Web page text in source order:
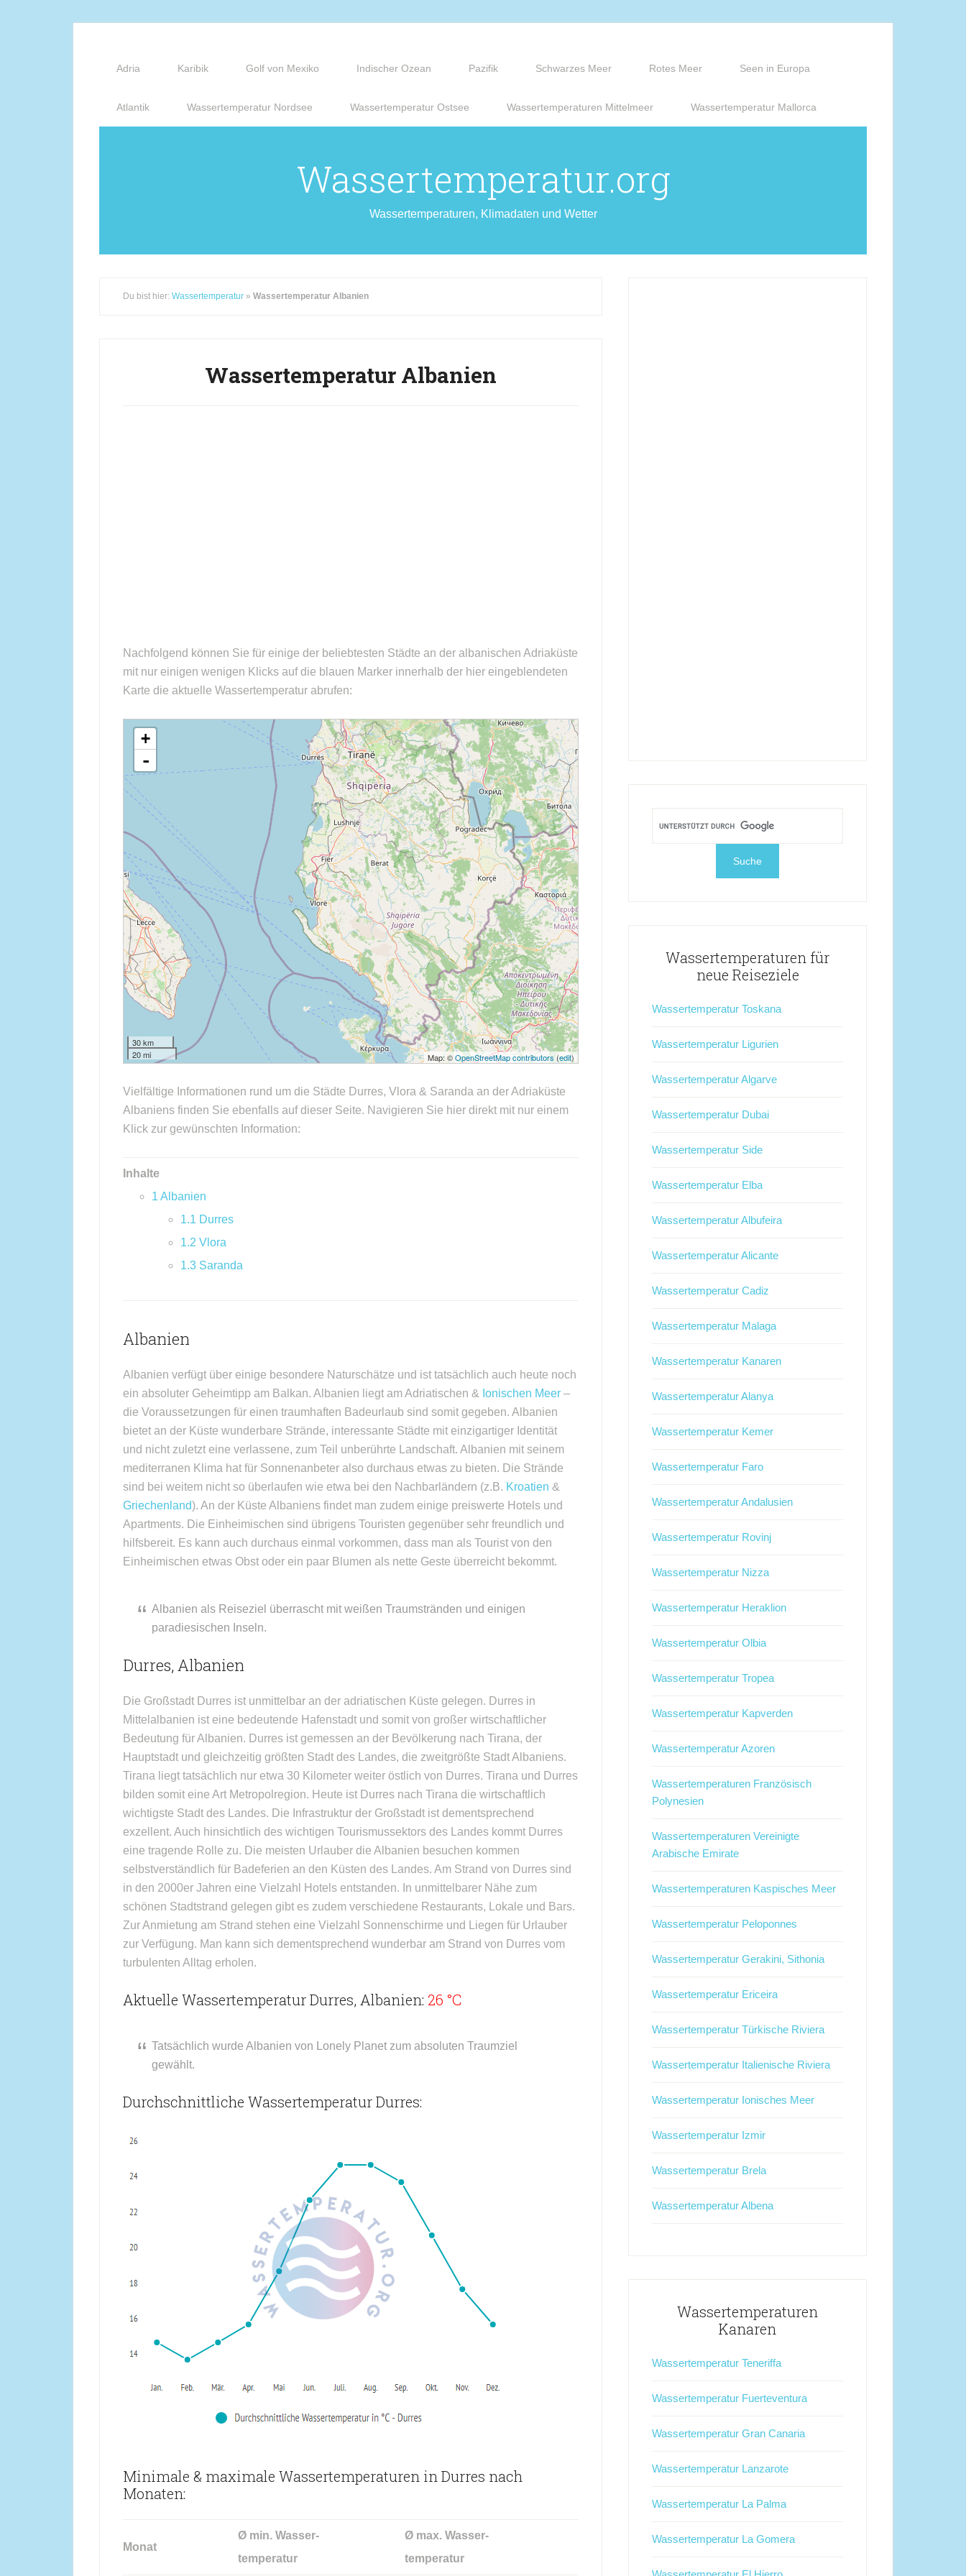
Adria Karibik Golf von Mexiko Indischer Ozean Pazifik Schwarzes Meer Rotes Meer Seen in Europa
Atlantik Wassertemperatur Nordsee Wassertemperatur Ostsee Wassertemperaturen Mittelmeer Wassertemperatur Mallorca
Wassertemperatur.org
Wassertemperaturen, Klimadaten und Wetter
Du bist hier: Wassertemperatur » Wassertemperatur Albanien
Wassertemperatur Albanien
Nachfolgend können Sie für einige der beliebtesten Städte an der albanischen Adriaküste
mit nur einigen wenigen Klicks auf die blauen Marker innerhalb der hier eingeblendeten
Karte die aktuelle Wassertemperatur abrufen:
loading map - please wait...
+
-
30 km
20 mi
Map: ©OpenStreetMap contributors (edit)
Vielfältige Informationen rund um die Städte Durres, Vlora & Saranda an der Adriaküste
Albaniens finden Sie ebenfalls auf dieser Seite. Navigieren Sie hier direkt mit nur einem
Klick zur gewünschten Information:
Inhalte
1 Albanien
1.1 Durres
1.2 Vlora
1.3 Saranda
Albanien
Albanien verfügt über einige besondere Naturschätze und ist tatsächlich auch heute noch
ein absoluter Geheimtipp am Balkan. Albanien liegt am Adriatischen & Ionischen Meer –
die Voraussetzungen für einen traumhaften Badeurlaub sind somit gegeben. Albanien
bietet an der Küste wunderbare Strände, interessante Städte mit einzigartiger Identität
und nicht zuletzt eine verlassene, zum Teil unberührte Landschaft. Albanien mit seinem
mediterranen Klima hat für Sonnenanbeter also durchaus etwas zu bieten. Die Strände
sind bei weitem nicht so überlaufen wie etwa bei den Nachbarländern (z.B. Kroatien &
Griechenland). An der Küste Albaniens findet man zudem einige preiswerte Hotels und
Apartments. Die Einheimischen sind übrigens Touristen gegenüber sehr freundlich und
hilfsbereit. Es kann auch durchaus einmal vorkommen, dass man als Tourist von den
Einheimischen etwas Obst oder ein paar Blumen als nette Geste überreicht bekommt.
Albanien als Reiseziel überrascht mit weißen Traumstränden und einigen
paradiesischen Inseln.
Durres, Albanien
Die Großstadt Durres ist unmittelbar an der adriatischen Küste gelegen. Durres in
Mittelalbanien ist eine bedeutende Hafenstadt und somit von großer wirtschaftlicher
Bedeutung für Albanien. Durres ist gemessen an der Bevölkerung nach Tirana, der
Hauptstadt und gleichzeitig größten Stadt des Landes, die zweitgrößte Stadt Albaniens.
Tirana liegt tatsächlich nur etwa 30 Kilometer weiter östlich von Durres. Tirana und Durres
bilden somit eine Art Metropolregion. Heute ist Durres nach Tirana die wirtschaftlich
wichtigste Stadt des Landes. Die Infrastruktur der Großstadt ist dementsprechend
exzellent. Auch hinsichtlich des wichtigen Tourismussektors des Landes kommt Durres
eine tragende Rolle zu. Die meisten Urlauber die Albanien besuchen kommen
selbstverständlich für Badeferien an den Küsten des Landes. Am Strand von Durres sind
in den 2000er Jahren eine Vielzahl Hotels entstanden. In unmittelbarer Nähe zum
schönen Stadtstrand gelegen gibt es zudem verschiedene Restaurants, Lokale und Bars.
Zur Anmietung am Strand stehen eine Vielzahl Sonnenschirme und Liegen für Urlauber
zur Verfügung. Man kann sich dementsprechend wunderbar am Strand von Durres vom
turbulenten Alltag erholen.
Aktuelle Wassertemperatur Durres, Albanien: 26 °C
Tatsächlich wurde Albanien von Lonely Planet zum absoluten Traumziel
gewählt.
Durchschnittliche Wassertemperatur Durres:
Minimale & maximale Wassertemperaturen in Durres nach
Monaten:
Monat
Ø min. Wasser-
temperatur
Ø max. Wasser-
temperatur
Wassertemperaturen für
neue Reiseziele
Wassertemperatur Toskana
Wassertemperatur Ligurien
Wassertemperatur Algarve
Wassertemperatur Dubai
Wassertemperatur Side
Wassertemperatur Elba
Wassertemperatur Albufeira
Wassertemperatur Alicante
Wassertemperatur Cadiz
Wassertemperatur Malaga
Wassertemperatur Kanaren
Wassertemperatur Alanya
Wassertemperatur Kemer
Wassertemperatur Faro
Wassertemperatur Andalusien
Wassertemperatur Rovinj
Wassertemperatur Nizza
Wassertemperatur Heraklion
Wassertemperatur Olbia
Wassertemperatur Tropea
Wassertemperatur Kapverden
Wassertemperatur Azoren
Wassertemperaturen Französisch
Polynesien
Wassertemperaturen Vereinigte
Arabische Emirate
Wassertemperaturen Kaspisches Meer
Wassertemperatur Peloponnes
Wassertemperatur Gerakini, Sithonia
Wassertemperatur Ericeira
Wassertemperatur Türkische Riviera
Wassertemperatur Italienische Riviera
Wassertemperatur Ionisches Meer
Wassertemperatur Izmir
Wassertemperatur Brela
Wassertemperatur Albena
Wassertemperaturen
Kanaren
Wassertemperatur Teneriffa
Wassertemperatur Fuerteventura
Wassertemperatur Gran Canaria
Wassertemperatur Lanzarote
Wassertemperatur La Palma
Wassertemperatur La Gomera